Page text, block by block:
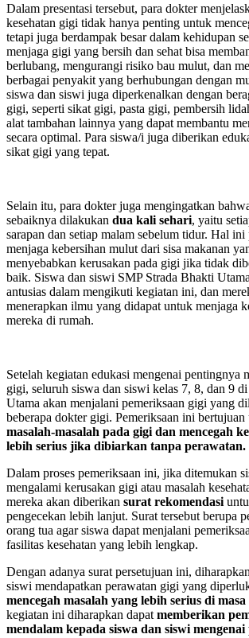
Dalam presentasi tersebut, para dokter
kesehatan gigi tidak hanya penting untuk
tetapi juga berdampak besar dalam kehidupan
menjaga gigi yang bersih dan sehat bisa
berlubang, mengurangi risiko bau mulut, dan
berbagai penyakit yang berhubungan dengan
siswa dan siswi juga diperkenalkan dengan
gigi, seperti sikat gigi, pasta gigi, pembersih
alat tambahan lainnya yang dapat membantu
secara optimal. Para siswa/i juga diberikan
sikat gigi yang tepat.
Selain itu, para dokter juga mengingatkan
sebaiknya dilakukan dua kali sehari, yaitu
sarapan dan setiap malam sebelum tidur. Hal
menjaga kebersihan mulut dari sisa makanan
menyebabkan kerusakan pada gigi jika tidak
baik. Siswa dan siswi SMP Strada Bhakti
antusias dalam mengikuti kegiatan ini, dan
menerapkan ilmu yang didapat untuk menjaga
mereka di rumah.
Setelah kegiatan edukasi mengenai pentingnya
gigi, seluruh siswa dan siswi kelas 7, 8, dan 9
Utama akan menjalani pemeriksaan gigi yang
beberapa dokter gigi. Pemeriksaan ini bertujuan
masalah-masalah pada gigi dan mencegah
lebih serius jika dibiarkan tanpa perawatan.
Dalam proses pemeriksaan ini, jika ditemukan
mengalami kerusakan gigi atau masalah
mereka akan diberikan surat rekomendasi
pengecekan lebih lanjut. Surat tersebut berupa
orang tua agar siswa dapat menjalani
fasilitas kesehatan yang lebih lengkap.
Dengan adanya surat persetujuan ini,
siswi mendapatkan perawatan gigi yang
mencegah masalah yang lebih serius di
kegiatan ini diharapkan dapat memberikan
mendalam kepada siswa dan siswi